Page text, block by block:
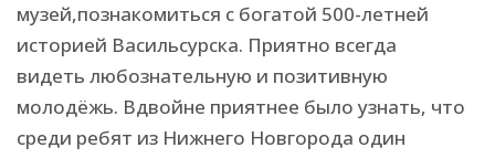
музей,познакомиться с богатой 500-летней
историей Васильсурска. Приятно всегда
видеть любознательную и позитивную
молодёжь. Вдвойне приятнее было узнать, что
среди ребят из Нижнего Новгорода один